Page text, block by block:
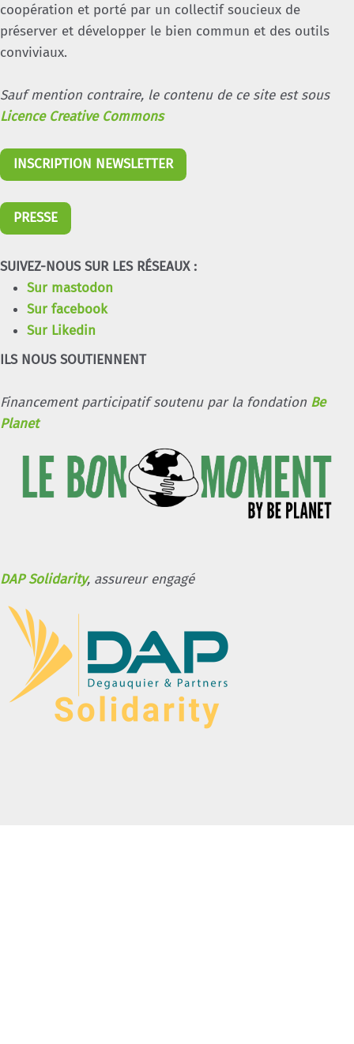
coopération et porté par un collectif soucieux de
préserver et développer le bien commun et des outils
conviviaux.
Sauf mention contraire, le contenu de ce site est sous
Licence Creative Commons
INSCRIPTION NEWSLETTER
PRESSE
SUIVEZ-NOUS SUR LES RÉSEAUX :
Sur mastodon
Sur facebook
Sur Likedin
ILS NOUS SOUTIENNENT
Financement participatif soutenu par la fondation Be
Planet
DAP Solidarity, assureur engagé